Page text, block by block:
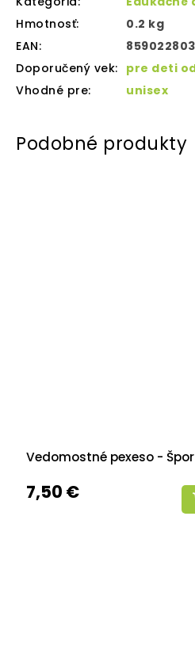
Hmotnosť:
0.2 kg
EAN:
Doporučený vek: pre deti
Vhodné pre: unisex
Vedomostné pexeso -
7,50 €